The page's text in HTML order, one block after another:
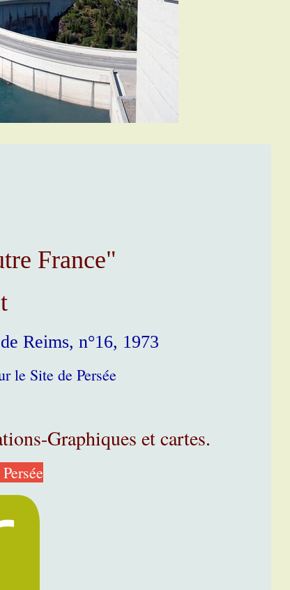
France"
Reims, n°16, 1973
le Site de Persée
Graphiques et cartes.